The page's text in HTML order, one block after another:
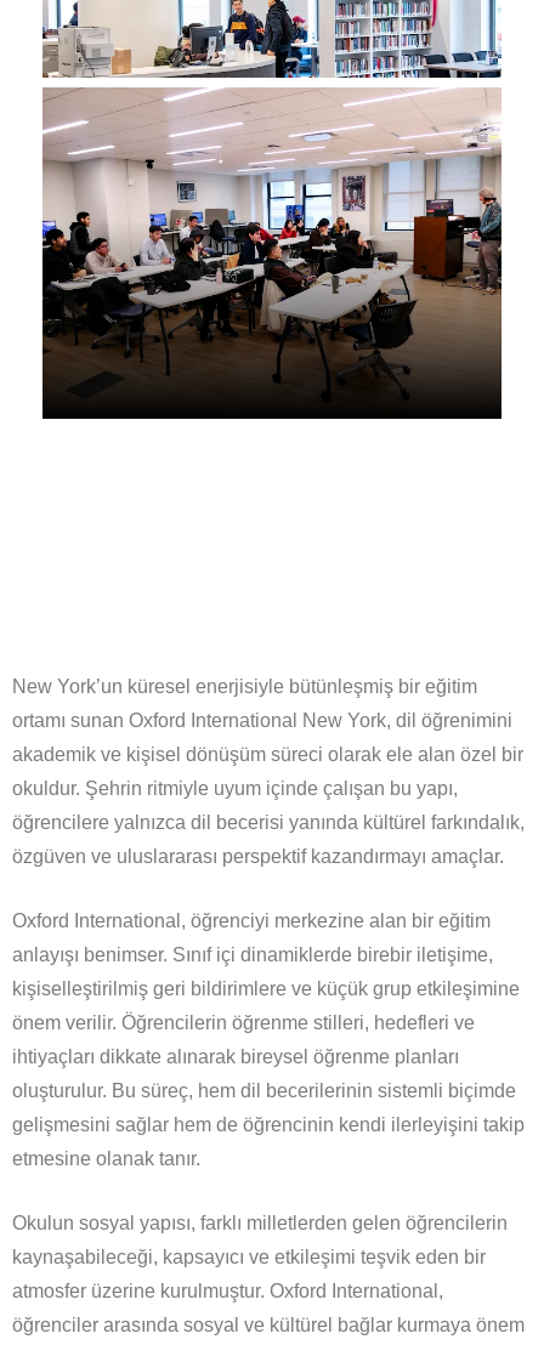
New York’un küresel enerjisiyle bütünleşmiş bir eğitim
ortamı sunan Oxford International New York, dil öğrenimini
akademik ve kişisel dönüşüm süreci olarak ele alan özel bir
okuldur. Şehrin ritmiyle uyum içinde çalışan bu yapı,
öğrencilere yalnızca dil becerisi yanında kültürel farkındalık,
özgüven ve uluslararası perspektif kazandırmayı amaçlar.
Oxford International, öğrenciyi merkezine alan bir eğitim
anlayışı benimser. Sınıf içi dinamiklerde birebir iletişime,
kişiselleştirilmiş geri bildirimlere ve küçük grup etkileşimine
önem verilir. Öğrencilerin öğrenme stilleri, hedefleri ve
ihtiyaçları dikkate alınarak bireysel öğrenme planları
oluşturulur. Bu süreç, hem dil becerilerinin sistemli biçimde
gelişmesini sağlar hem de öğrencinin kendi ilerleyişini takip
etmesine olanak tanır.
Okulun sosyal yapısı, farklı milletlerden gelen öğrencilerin
kaynaşabileceği, kapsayıcı ve etkileşimi teşvik eden bir
atmosfer üzerine kurulmuştur. Oxford International,
öğrenciler arasında sosyal ve kültürel bağlar kurmaya önem